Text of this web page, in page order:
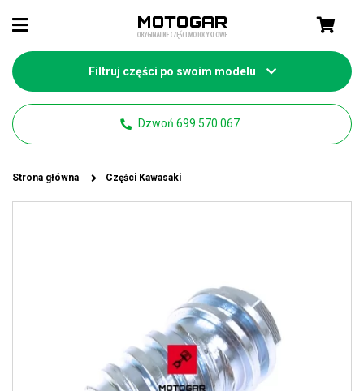
Filtruj części po swoim modelu
Dzwoń 699 570 067
Strona główna Części Kawasaki